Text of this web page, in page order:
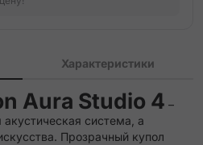
Характеристики
Aura Studio 4 –
акустическая система, а
Прозрачный купол